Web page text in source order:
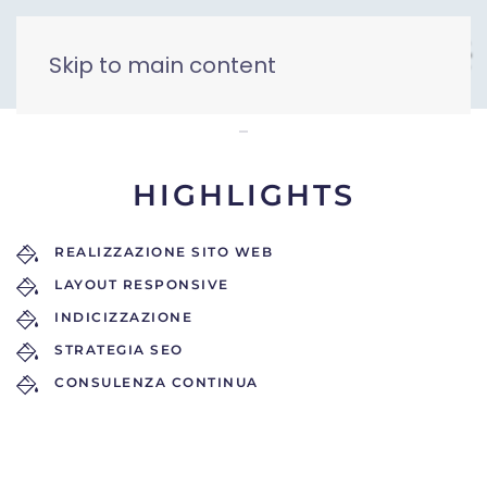
Skip to main content
HIGHLIGHTS
REALIZZAZIONE SITO WEB
LAYOUT RESPONSIVE
INDICIZZAZIONE
STRATEGIA SEO
CONSULENZA CONTINUA